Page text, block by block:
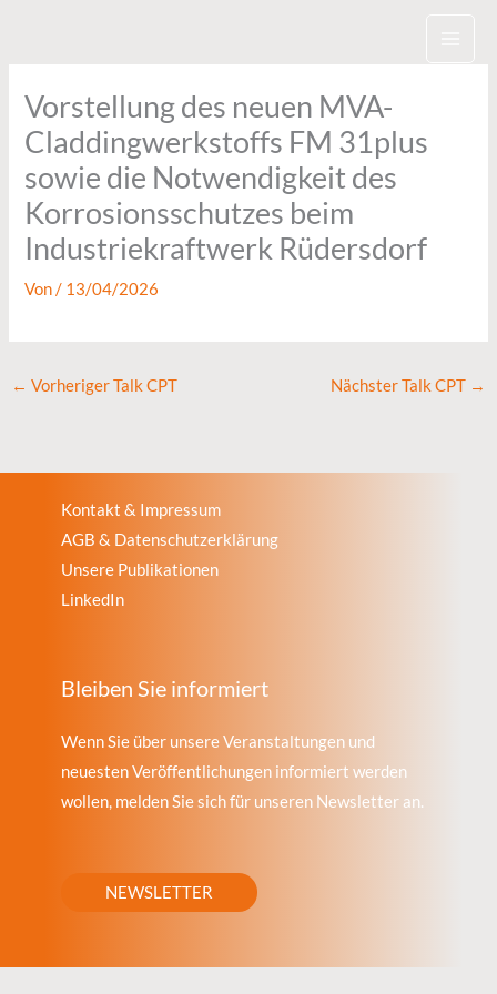
Vorstellung des neuen MVA-
Claddingwerkstoffs FM 31plus
sowie die Notwendigkeit des
Korrosionsschutzes beim
Industriekraftwerk Rüdersdorf
Von/ 13/04/2026
← Vorheriger Talk CPT Nächster Talk CPT →
Kontakt & Impressum
AGB & Datenschutzerklärung
Unsere Publikationen
LinkedIn
Bleiben Sie informiert
Wenn Sie über unsere Veranstaltungen und
neuesten Veröffentlichungen informiert werden
wollen, melden Sie sich für unseren Newsletter an.
NEWSLETTER